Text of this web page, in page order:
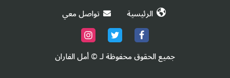
الرئيسية تواصل معي
جميع الحقوق محفوظة لـ ©أمل الفاران